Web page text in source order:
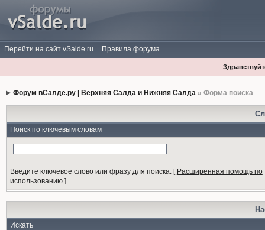
Перейти на сайт vSalde.ru Правила форума
Форум вСалде.ру | Верхняя Салда и Нижняя Салда» Форма поиска
Поиск по ключевым словам
Введите ключевое слово или фразу для поиска.[ Расширенная помощь по
использованию]
Искать